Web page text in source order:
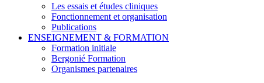
Les essais et études cliniques
Fonctionnement et organisation
Publications
ENSEIGNEMENT & FORMATION
Formation initiale
Bergonié Formation
Organismes partenaires